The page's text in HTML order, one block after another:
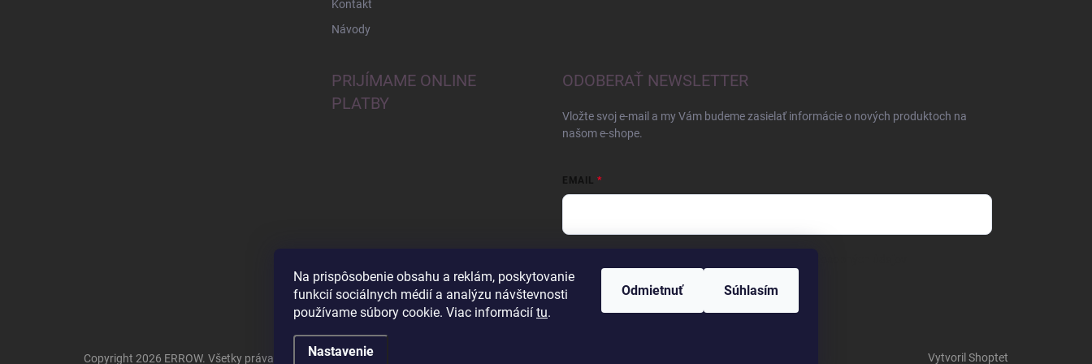
Na prispôsobenie obsahu a reklám, poskytovanie
funkcií sociálnych médií a analýzu návštevnosti
používame súbory cookie. Viac informácií tu.
Nastavenie
Odmietnuť Súhlasím
Kontakt
Návody
PRIJÍMAME ONLINE
PLATBY
ODOBERAŤ NEWSLETTER
Vložte svoj e-mail a my Vám budeme zasielať informácie o nových produktoch na
našom e-shope.
EMAIL
Prihlásiť sa
Vytvoril Shoptet
Copyright 2026 ERROW. Všetky práva vyhradené.Upraviť nastavenie cookies